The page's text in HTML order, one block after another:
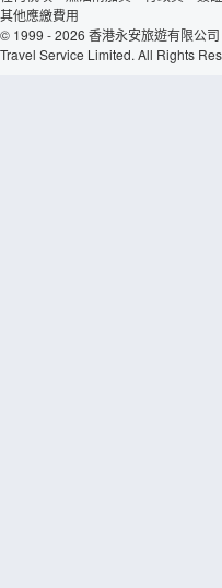
其他應繳費用
© 1999 - 2026 香港永安旅遊有限公
Travel Service Limited. All Rights